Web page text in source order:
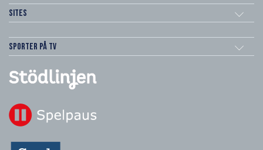
Sites
Sporter på TV